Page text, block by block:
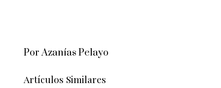
Por Azanías Pelayo
Artículos Similares